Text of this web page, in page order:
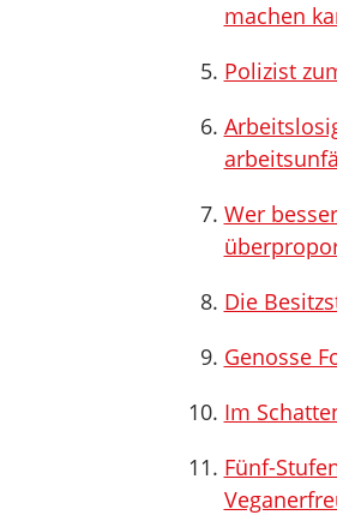
machen
Polizist
Wer
Die
Genosse
Im
Fünf-